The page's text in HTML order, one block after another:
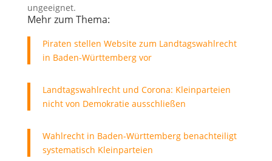
ungeeignet.
Mehr zum Thema:
Piraten stellen Website zum Landtagswahlrecht
in Baden-Württemberg vor
Landtagswahlrecht und Corona: Kleinparteien
nicht von Demokratie ausschließen
Wahlrecht in Baden-Württemberg benachteiligt
systematisch Kleinparteien